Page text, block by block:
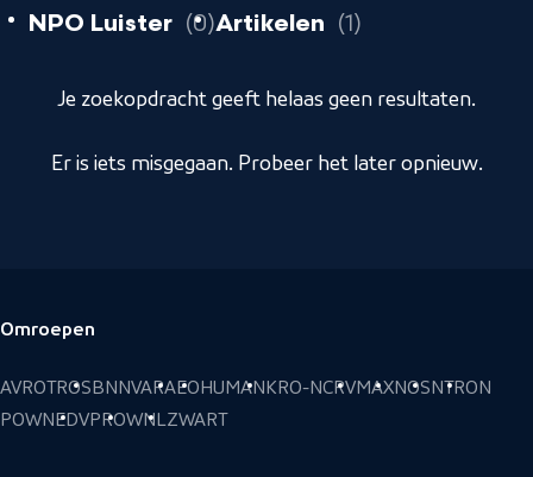
geladen
NPO Luister
0 resultaten
Artikelen 1
Je zoekopdracht geeft helaas geen resultaten.
Er is iets misgegaan. Probeer het later opnieuw.
Voettekst
Omroepen
AVROTROS BNNVARAEO HUMAN KRO-NCRVMAXNOS NTRON
POWNEDVPROWNLZWART